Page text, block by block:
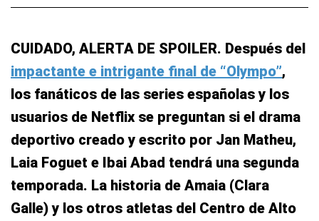
CUIDADO, ALERTA DE SPOILER. Después del
impactante e intrigante final de “Olympo”,
los fanáticos de las series españolas y los
usuarios de Netflix se preguntan si el drama
deportivo creado y escrito por Jan Matheu,
Laia Foguet e Ibai Abad tendrá una segunda
temporada. La historia de Amaia (Clara
Galle) y los otros atletas del Centro de Alto